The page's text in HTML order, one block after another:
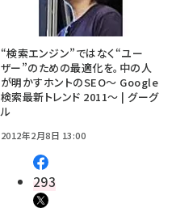
“検索エンジン”ではなく“ユー
ザー”のための最適化を。中の人
が明かすホントのSEO～ Google
検索最新トレンド 2011～ | グーグ
ル
2012年2月8日 13:00
293